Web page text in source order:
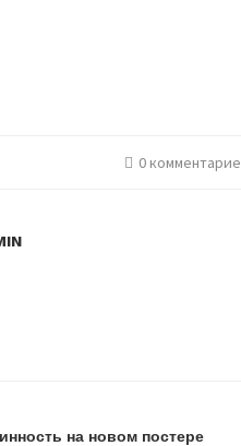
0
на новом постере